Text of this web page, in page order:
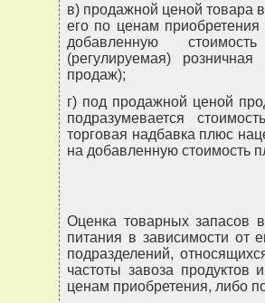
в) продажной ценой товара
его по ценам
добавленную
(регулируемая)
продаж);
г) под продажной ценой
подразумевается
торговая надбавка плюс
на добавленную стоимость
Оценка товарных запасов
питания в зависимости от
подразделений,
частоты завоза продуктов
ценам приобретения, либо